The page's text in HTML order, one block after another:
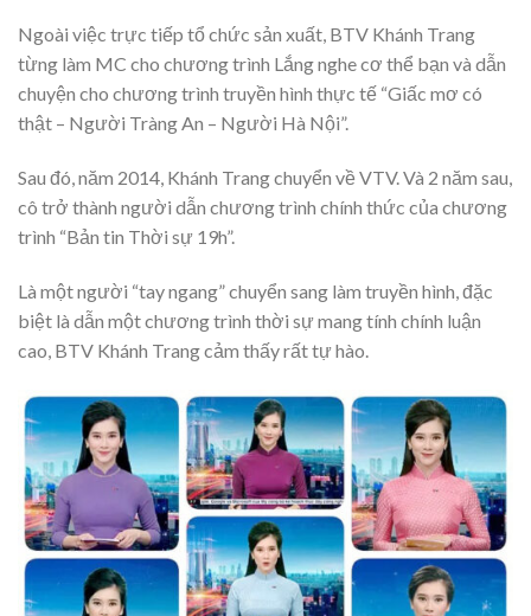
Ngoài việc trực tiếp tổ chức sản xuất, BTV Khánh Trang
từng làm MC cho chương trình Lắng nghe cơ thể bạn và dẫn
chuyện cho chương trình truyền hình thực tế “Giấc mơ có
thật – Người Tràng An – Người Hà Nội”.
Sau đó, năm 2014, Khánh Trang chuyển về VTV. Và 2 năm sau,
cô trở thành người dẫn chương trình chính thức của chương
trình “Bản tin Thời sự 19h”.
Là một người “tay ngang” chuyển sang làm truyền hình, đặc
biệt là dẫn một chương trình thời sự mang tính chính luận
cao, BTV Khánh Trang cảm thấy rất tự hào.